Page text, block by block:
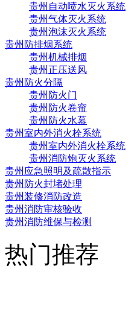
贵州自动喷水灭火系统
贵州气体灭火系统
贵州泡沫灭火系统
贵州防排烟系统
贵州机械排烟
贵州正压送风
贵州防火分隔
贵州防火门
贵州防火卷帘
贵州防火水幕
贵州室内外消火栓系统
贵州室内外消火栓系统
贵州消防炮灭火系统
贵州应急照明及疏散指示
贵州防火封堵处理
贵州装修消防改造
贵州消防审核验收
贵州消防维保与检测
热门推荐